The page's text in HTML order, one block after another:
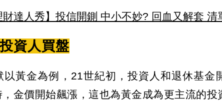
達人秀】投信開鍘 中小不妙? 回血又解套 清
資人買盤
以黃金為例，21世紀初，投資人和退休基金
，金價開始飆漲，這也為黃金成為更主流的投